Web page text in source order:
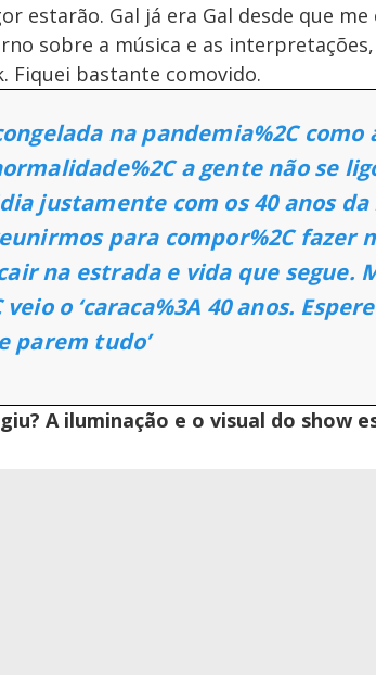
estarão. Gal já era Gal desde que
sobre a música e as
Fiquei bastante comovido.
na pandemia%2C como
a gente não se
justamente com os 40 anos da
para compor%2C fazer
na estrada e vida que segue.
o ‘caraca%3A 40 anos.
parem tudo’
A iluminação e o visual do show